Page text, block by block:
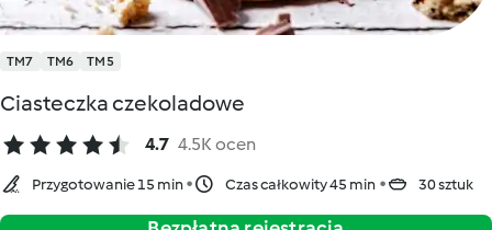
TM7 TM6 TM5
Ciasteczka czekoladowe
4.7 4.5K ocen
Przygotowanie 15 min Czas całkowity 45 min 30 sztuk